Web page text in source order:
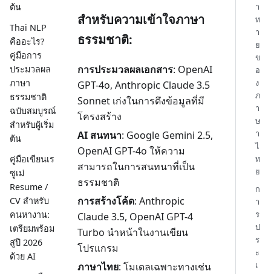
ต้น
Thai NLP
คืออะไร?
คู่มือการ
ประมวลผล
ภาษา
ธรรมชาติ
ฉบับสมบูรณ์
สำหรับผู้เริ่ม
ต้น
คู่มือเขียนเร
ซูเม่
Resume /
CV สำหรับ
คนหางาน:
เตรียมพร้อม
สู่ปี 2026
ด้วย AI
สำหรับความเข้าใจภาษา
ธรรมชาติ:
การประมวลผลเอกสาร: OpenAI
GPT-4o, Anthropic Claude 3.5
Sonnet เก่งในการดึงข้อมูลที่มี
โครงสร้าง
AI สนทนา: Google Gemini 2.5,
OpenAI GPT-4o ให้ความ
สามารถในการสนทนาที่เป็น
ธรรมชาติ
การสร้างโค้ด: Anthropic
Claude 3.5, OpenAI GPT-4
Turbo นำหน้าในงานเขียน
โปรแกรม
ภาษาไทย: โมเดลเฉพาะทางเช่น
า
ท
า
ย
ข
อ
ง
ภ
า
ษ
า
ไ
ท
ย
ก
า
ร
ป
ร
ะ
เ